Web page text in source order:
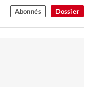
Aujourd'hui
Dossier
Abonnés